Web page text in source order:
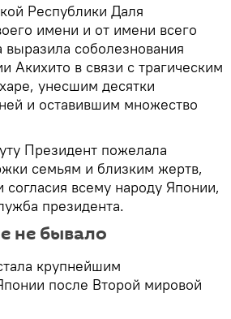
Республики Даля
имени и от имени всего
выразила соболезнования
Акихито в связи с трагическим
унесшим десятки
и оставившим множество
Президент пожелала
семьям и близким жертв,
согласия всему народу Японии,
президента.
не бывало
крупнейшим
после Второй мировой